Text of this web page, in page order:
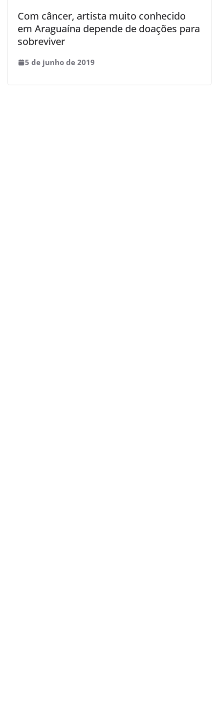
Com câncer, artista muito conhecido
em Araguaína depende de doações para
sobreviver
5 de junho de 2019